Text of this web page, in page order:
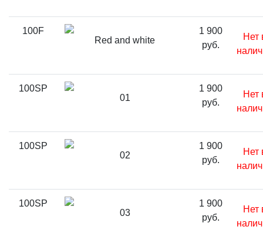
100F
Red and white
1 900
руб.
Нет
100SP
01
1 900
руб.
Нет
100SP
02
1 900
руб.
Нет
100SP
03
1 900
руб.
Нет